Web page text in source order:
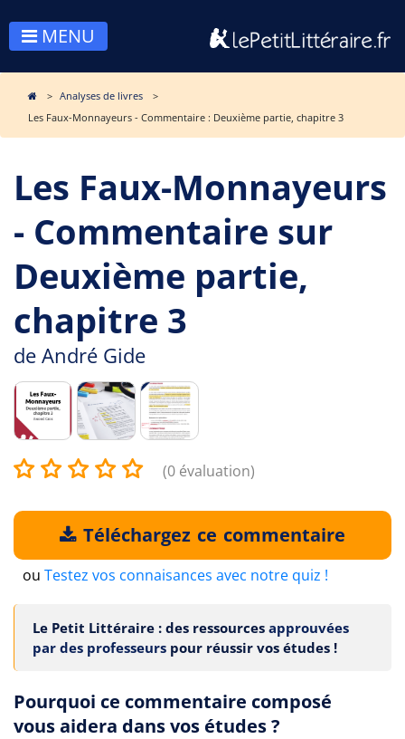
MENU
Analyses de livres
Les Faux-Monnayeurs - Commentaire : Deuxième partie, chapitre 3
Les Faux-Monnayeurs
- Commentaire sur
Deuxième partie,
chapitre 3
de André Gide
(0 évaluation)
Téléchargez ce commentaire
ou Testez vos connaisances avec notre quiz !
Le Petit Littéraire : des ressources approuvées
par des professeurs pour réussir vos études !
Pourquoi ce commentaire composé
vous aidera dans vos études ?